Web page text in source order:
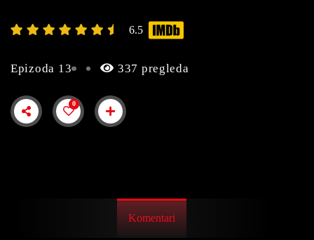
6.5
Epizoda 13 337 pregleda
0
Komentari